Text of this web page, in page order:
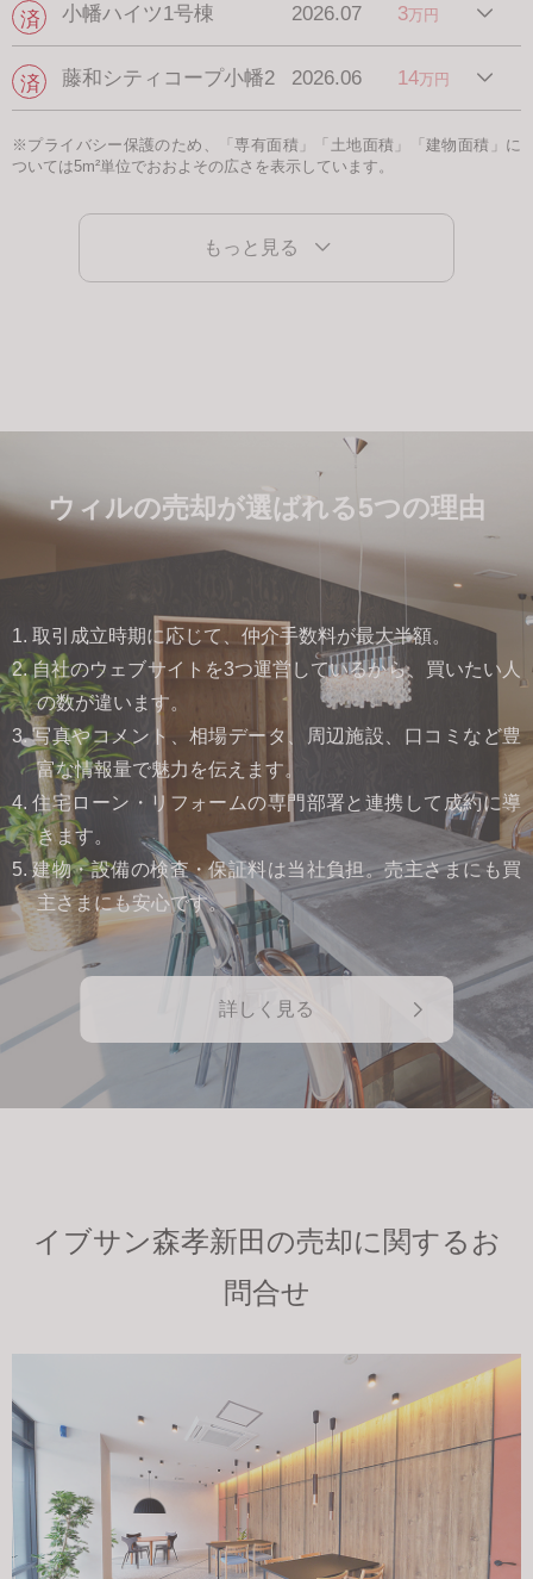
小幡ハイツ1号棟 2026.07 3万円
藤和シティコープ小幡2 2026.06 14万円
※プライバシー保護のため、「専有面積」「土地面積」「建物面積」に
ついては5m²単位でおおよその広さを表示しています。
もっと見る
ウィルの売却が選ばれる5つの理由
1. 取引成立時期に応じて、仲介手数料が最大半額。
2. 自社のウェブサイトを3つ運営しているから、買いたい人
の数が違います。
3. 写真やコメント、相場データ、周辺施設、口コミなど豊
富な情報量で魅力を伝えます。
4. 住宅ローン・リフォームの専門部署と連携して成約に導
きます。
5. 建物・設備の検査・保証料は当社負担。売主さまにも買
主さまにも安心です。
詳しく見る
イブサン森孝新田の売却に関するお
問合せ